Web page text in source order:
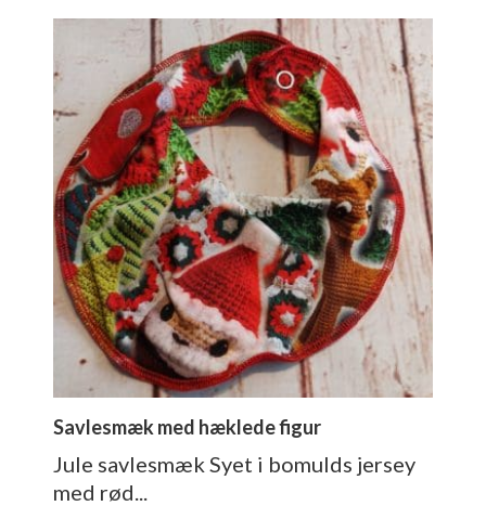
Savlesmæk med hæklede figur
Jule savlesmæk Syet i bomulds jersey
med rød...